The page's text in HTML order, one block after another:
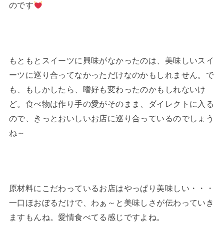
のです
もともとスイーツに興味がなかったのは、美味しいスイ
ーツに巡り合ってなかっただけなのかもしれません。で
も、もしかしたら、嗜好も変わったのかもしれないけ
ど。食べ物は作り手の愛がそのまま、ダイレクトに入る
ので、きっとおいしいお店に巡り合っているのでしょう
ね～
原材料にこだわっているお店はやっぱり美味しい・・・
一口ほおぼるだけで、わぁ～と美味しさが伝わっていき
ますもんね。愛情食べてる感じですよね。